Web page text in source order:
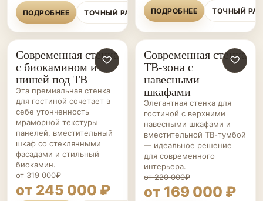
ПОДРОБНЕЕ ТОЧНЫЙ РАСЧЁТ ПОДРОБНЕЕ ТОЧНЫЙ
ГОСТИНЫЕ НА ЗАКАЗ
♡
Современная стенка
с биокамином и
нишей под ТВ
Эта премиальная стенка
для гостиной сочетает в
себе утонченность
мраморной текстуры
панелей, вместительный
шкаф со стеклянными
фасадами и стильный
биокамин.
от 319 000₽
от 245 000 ₽
ГОСТИНЫЕ НА ЗАКАЗ
♡
Современная стенка
ТВ-зона с
навесными
шкафами
Элегантная стенка для
гостиной с верхними
навесными шкафами и
вместительной ТВ-тумбой
— идеальное решение
для современного
интерьера.
от 220 000₽
от 169 000 ₽